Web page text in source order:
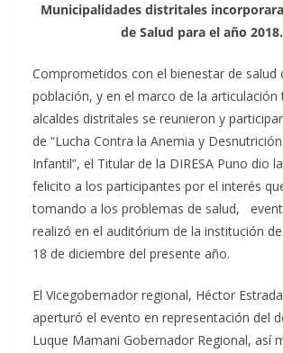
Municipalidades distritales
de Salud para el año 2018.
Comprometidos con el bienestar de salud
población, y en el marco de la articulación
alcaldes distritales se reunieron y
de “Lucha Contra la Anemia y
Infantil”, el Titular de la DIRESA Puno dio
felicito a los participantes por el interés
tomando a los problemas de salud,
realizó en el auditórium de la institución
18 de diciembre del presente año.
El Vicegobernador regional, Héctor
aperturó el evento en representación del
Luque Mamani Gobernador Regional, así